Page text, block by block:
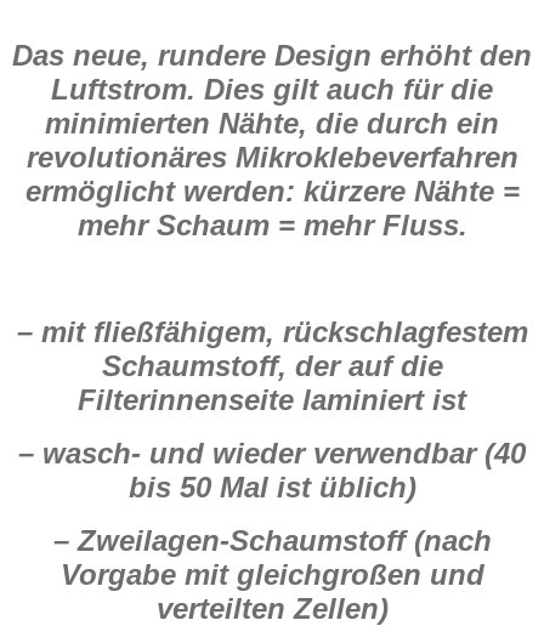
Das neue, rundere Design erhöht den
Luftstrom. Dies gilt auch für die
minimierten Nähte, die durch ein
revolutionäres Mikroklebeverfahren
ermöglicht werden: kürzere Nähte =
mehr Schaum = mehr Fluss.
– mit fließfähigem, rückschlagfestem
Schaumstoff, der auf die
Filterinnenseite laminiert ist
– wasch- und wieder verwendbar (40
bis 50 Mal ist üblich)
– Zweilagen-Schaumstoff (nach
Vorgabe mit gleichgroßen und
verteilten Zellen)